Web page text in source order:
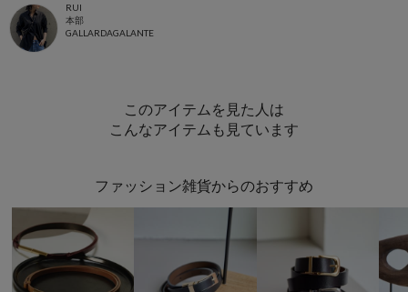
RUI
本部
GALLARDAGALANTE
このアイテムを見た人は
こんなアイテムも見ています
ファッション雑貨からのおすすめ